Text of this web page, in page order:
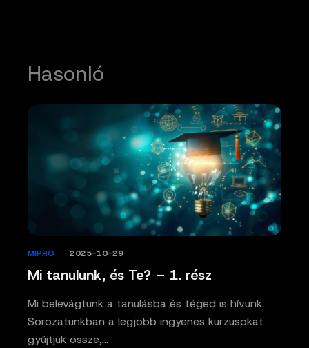
Hasonló
Mi tanulunk, és Te? – 1. rész
MIPRO 2025-10-29
Mi belevágtunk a tanulásba és téged is hívunk.
Sorozatunkban a legjobb ingyenes kurzusokat
gyűjtjük össze,…